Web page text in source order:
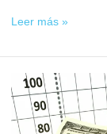
Leer más »
Estrategias
de
Diversificación